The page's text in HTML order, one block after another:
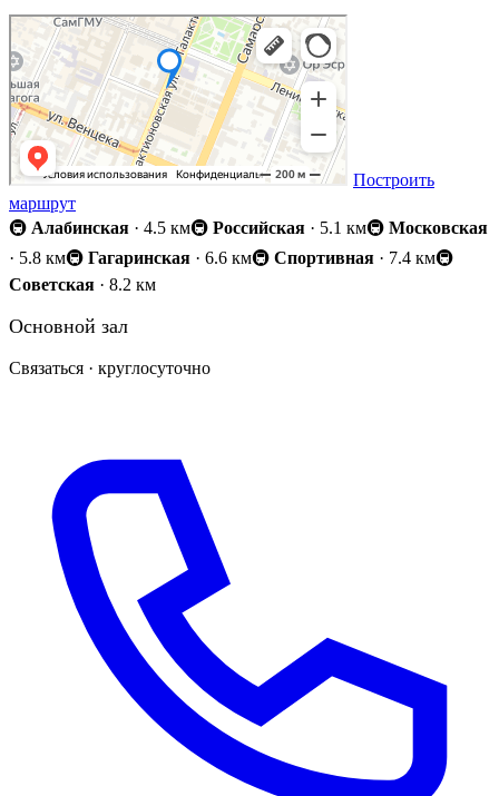
Построить
маршрут
🚇 Алабинская · 4.5 км🚇 Российская · 5.1 км🚇 Московская
· 5.8 км🚇 Гагаринская · 6.6 км🚇 Спортивная · 7.4 км🚇
Советская · 8.2 км
Основной зал
Связаться · круглосуточно